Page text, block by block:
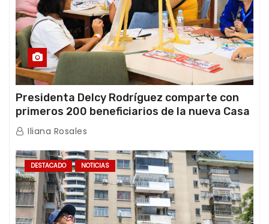
Presidenta Delcy Rodríguez comparte con
primeros 200 beneficiarios de la nueva Casa
de los Abuelos “La Primavera” en Caracas
Iliana Rosales
DESTACADO NOTICIAS